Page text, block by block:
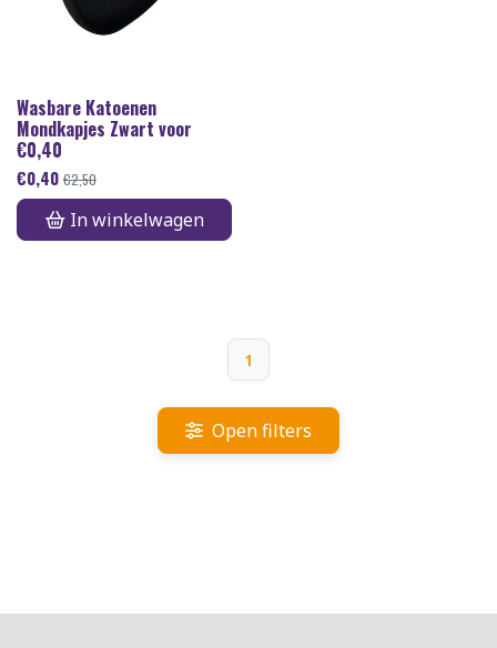
Wasbare Katoenen
Mondkapjes Zwart voor
€0,40
€0,40 €2,50
In winkelwagen
1
Open filters